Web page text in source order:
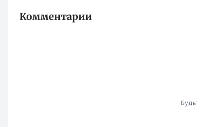
Комментарии